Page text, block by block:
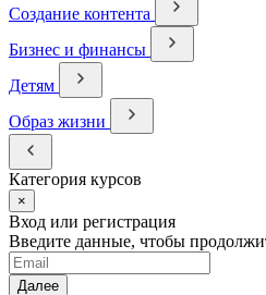
Создание контента
Бизнес и финансы
Детям
Образ жизни
Категория курсов
×
Вход или регистрация
Введите данные, чтобы
Далее